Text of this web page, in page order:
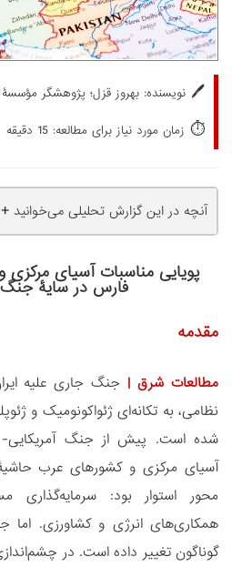
🖊️ نویسنده: بهروز قزل؛ پژوهشگر
⏱️ زمان مورد نیاز برای مطالعه: 15 دقیقه
آنچه در این گزارش تحلیلی می‌خوانید +
پویایی مناسبات آسیای
فارس در سایۀ جنگ
مقدمه
مطالعات شرق| جنگ جاری علیه
نظامی، به تکانه‌ای ژئواکونومیک و
شده است. پیش از جنگ آمریکایی-
آسیای مرکزی و کشورهای عرب
محور استوار بود: سرمایه‌گذاری
همکاری‌های انرژی و کشاورزی. اما
گوناگون تغییر داده است. در چشم‌اندازی